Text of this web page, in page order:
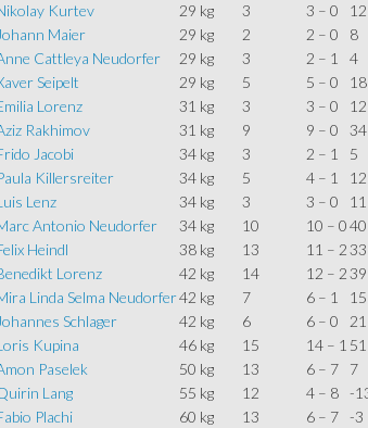
Kurtev 29 kg 3 3 – 0 12
Johann Maier 29 kg 2 2 – 0 8
Cattleya Neudorfer 29 kg 3 2 – 1 4
Seipelt 29 kg 5 5 – 0 18
Lorenz 31 kg 3 3 – 0 12
Rakhimov 31 kg 9 9 – 0 34
Jacobi 34 kg 3 2 – 1 5
Killersreiter 34 kg 5 4 – 1 12
Lenz 34 kg 3 3 – 0 11
Antonio Neudorfer 34 kg 10 10 – 040
Heindl 38 kg 13 11 – 233
Lorenz 42 kg 14 12 – 239
Linda Selma Neudorfer42 kg 7 6 – 1 15
Johannes Schlager 42 kg 6 6 – 0 21
Kupina 46 kg 15 14 – 1 51
Paselek 50 kg 13 6 – 7 7
Lang 55 kg 12 4 – 8 -
Plachi 60 kg 13 6 – 7 -3